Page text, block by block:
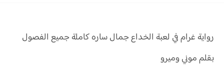
رواية غرام في لعبة الخداع جمال ساره كاملة جميع الفصول
بقلم موني وميرو